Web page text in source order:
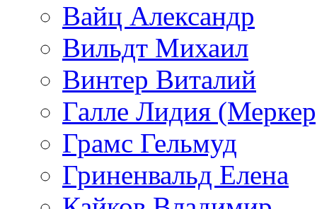
Вайц Александр
Вильдт Михаил
Винтер Виталий
Галле Лидия
Грамс Гельмуд
Гриненвальд Елена